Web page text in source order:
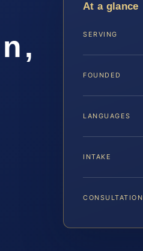
At a glance
SERVING
FOUNDED
LANGUAGES
INTAKE
CONSULTATION